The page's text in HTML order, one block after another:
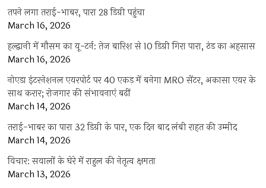
तपने लगा तराई-भाबर, पारा 28 डिग्री पहुंचा
March 16, 2026
हल्द्वानी में मौसम का यू-टर्न: तेज बारिश से 10 डिग्री गिरा पारा, ठंड का अहसास
March 16, 2026
नोएडा इंटरनेशनल एयरपोर्ट पर 40 एकड़ में बनेगा MRO सेंटर, अकासा एयर के
साथ करार; रोजगार की संभावनाएं बढ़ीं
March 14, 2026
तराई-भाबर का पारा 32 डिग्री के पार, एक दिन बाद लंबी राहत की उम्मीद
March 14, 2026
विचार: सवालों के घेरे में राहुल की नेतृत्व क्षमता
March 13, 2026